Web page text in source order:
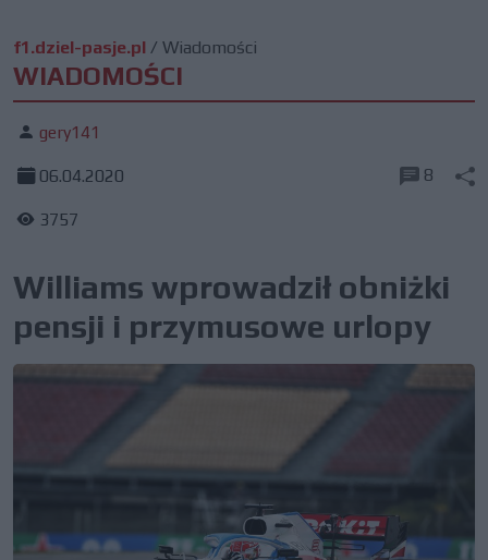
f1.dziel-pasje.pl / Wiadomości
WIADOMOŚCI
gery141
06.04.2020
3757
8
Williams wprowadził obniżki
pensji i przymusowe urlopy